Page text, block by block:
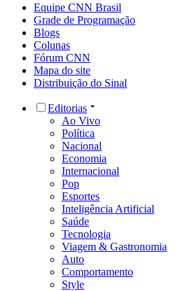
Equipe CNN Brasil
Grade de Programação
Blogs
Colunas
Fórum CNN
Mapa do site
Distribuição do Sinal
Editorias
Ao Vivo
Política
Nacional
Economia
Internacional
Pop
Esportes
Inteligência Artificial
Saúde
Tecnologia
Viagem & Gastronomia
Auto
Comportamento
Style